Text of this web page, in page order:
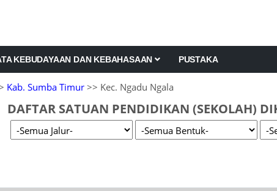
KEBUDAYAAN DAN KEBAHASAAN PUSTAKA
Kab. Sumba Timur >> Kec. Ngadu Ngala
DAFTAR SATUAN PENDIDIKAN (SEKOLAH)